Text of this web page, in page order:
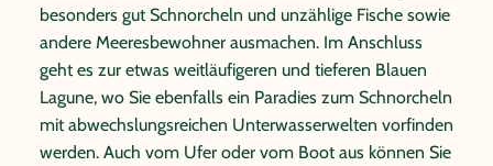
besonders gut Schnorcheln und unzählige Fische sowie
andere Meeresbewohner ausmachen. Im Anschluss
geht es zur etwas weitläufigeren und tieferen Blauen
Lagune, wo Sie ebenfalls ein Paradies zum Schnorcheln
mit abwechslungsreichen Unterwasserwelten vorfinden
werden. Auch vom Ufer oder vom Boot aus können Sie